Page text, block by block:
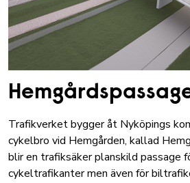
Trafikverket bygger åt Nyköpings
cykelbro vid Hemgården, kallad
blir en trafiksäker planskild passage
cykeltrafikanter men även för